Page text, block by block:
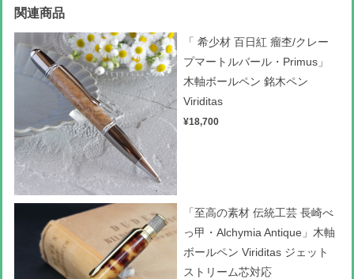
関連商品
「 希少材 百日紅 瘤杢/クレー
プマートルバール・Primus」
木軸ボールペン 銘木ペン
Viriditas
¥18,700
「至高の素材 伝統工芸 長崎べ
っ甲・Alchymia Antique」木軸
ボールペン Viriditas ジェット
ストリーム芯対応